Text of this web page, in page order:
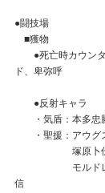
●闘技場
■獲物
●死亡時カウンタ
ド、卑弥呼
●反射キャラ
・気盾：本多忠
・聖援：アウグ
塚原卜伝、海
モルドレッド
信